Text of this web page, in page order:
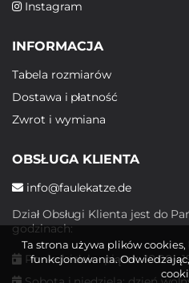
Instagram
INFORMACJA
Tabela rozmiarów
Dostawa i płatność
Zwrot i wymiana
OBSŁUGA KLIENTA
info@faulekatze.de
Dział Obsługi Klienta jest do
godzinach:
Poniedziałek - piątek: 10:00 -
Ta strona używa plików
funkcjonowania.